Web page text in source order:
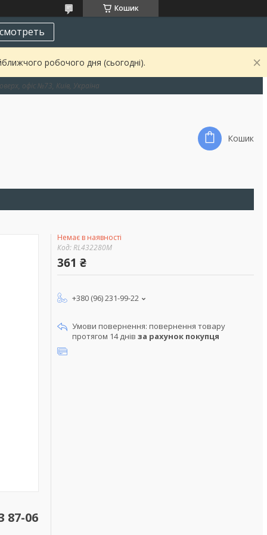
Кошик
робочого дня (сьогодні).
офіс №73, Київ, Україна
Кошик
87-06
Немає в наявності
Код:RL432280M
361 ₴
+380 (96) 231-99-22
повернення товару
протягом 14 днів за рахунок покупця